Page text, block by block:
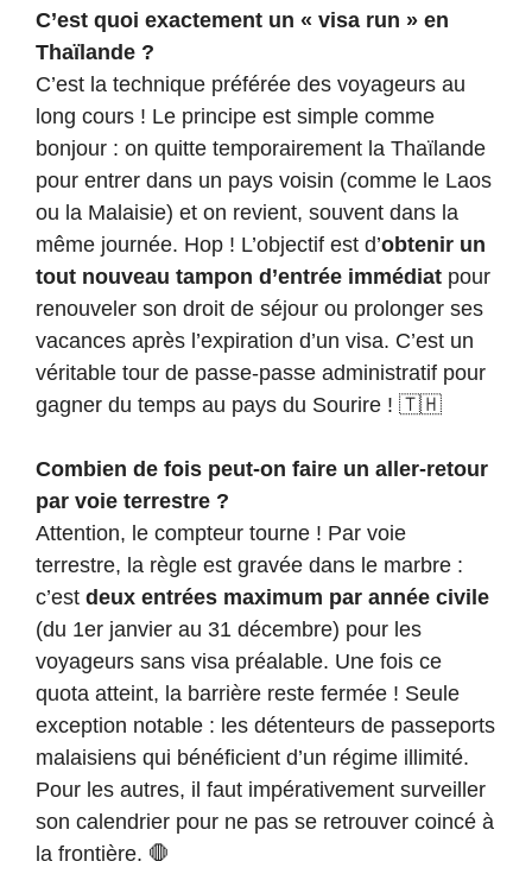
C’est quoi exactement un « visa run » en
Thaïlande ?
C’est la technique préférée des voyageurs au
long cours ! Le principe est simple comme
bonjour : on quitte temporairement la Thaïlande
pour entrer dans un pays voisin (comme le Laos
ou la Malaisie) et on revient, souvent dans la
même journée. Hop ! L’objectif est d’obtenir un
tout nouveau tampon d’entrée immédiat pour
renouveler son droit de séjour ou prolonger ses
vacances après l’expiration d’un visa. C’est un
véritable tour de passe-passe administratif pour
gagner du temps au pays du Sourire ! 🇹🇭
Combien de fois peut-on faire un aller-retour
par voie terrestre ?
Attention, le compteur tourne ! Par voie
terrestre, la règle est gravée dans le marbre :
c’est deux entrées maximum par année civile
(du 1er janvier au 31 décembre) pour les
voyageurs sans visa préalable. Une fois ce
quota atteint, la barrière reste fermée ! Seule
exception notable : les détenteurs de passeports
malaisiens qui bénéficient d’un régime illimité.
Pour les autres, il faut impérativement surveiller
son calendrier pour ne pas se retrouver coincé à
la frontière. 🛑